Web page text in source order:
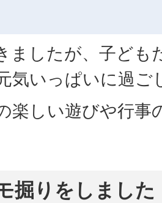
ましたが、子ども
気いっぱいに過ご
楽しい遊びや行事
掘りをしました